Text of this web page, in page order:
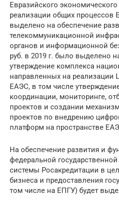
Евразийского
реализации общих процессов
выделено на обеспечение
телекоммуникационной
органов и информационной
руб. в 2019 г. было выделено
утверждение комплекса
направленных на реализации
ЕАЭС, в том числе
координации, мониторинге,
проектов и создании
проектов по внедрению
платформ на пространстве
На обеспечение развития и
федеральной
системы Росакредитации в
бизнеса и предоставления
том числе на ЕПГУ) будет